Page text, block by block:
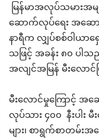
မြန်မာအလုပ်သမားအ
ဆောက်လုပ်ရေး အဆေ
နာရီက လျှပ်စစ်ဝါယာရှ
သဖြင့် အခန်း ၈၀ ပါ
အလျင်အမြန် မီးလော
မီးလောင်မှုကြောင့် အဆ
လုပ်သား ၄၀၀ နီးပါး
များ၊ စာရွက်စာတမ်း